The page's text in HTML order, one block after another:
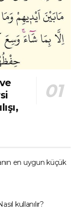
en uygun küçük
kullanılır?